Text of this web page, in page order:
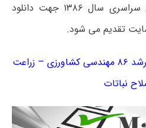
اصلاح نباتات دانشگاه های سراسری سال ۱۳۸۶ جهت دانلود
تقدیم می شود.
دانلود رایگان سوالات کنکور ارشد ۸۶ مهندسی کشاورزی – زراعت
نباتات